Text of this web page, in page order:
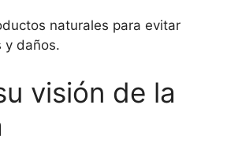
naturales para evitar
y daños.
visión de la